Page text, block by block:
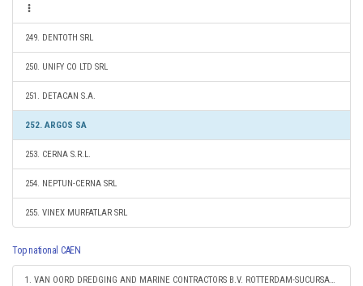
249. DENTOTH SRL
250. UNIFY CO LTD SRL
251. DETACAN S.A.
252. ARGOS SA
253. CERNA S.R.L.
254. NEPTUN-CERNA SRL
255. VINEX MURFATLAR SRL
Top national CAEN
1. VAN OORD DREDGING AND MARINE CONTRACTORS B.V. ROTTERDAM-SUCURSALA CONSTANTA